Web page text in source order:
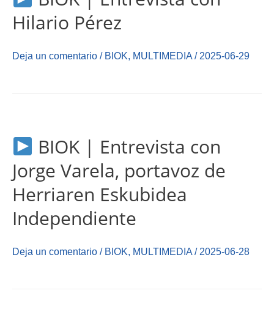
Hilario Pérez
Deja un comentario / BIOK, MULTIMEDIA / 2025-06-29
BIOK | Entrevista con
Jorge Varela, portavoz de
Herriaren Eskubidea
Independiente
Deja un comentario / BIOK, MULTIMEDIA / 2025-06-28